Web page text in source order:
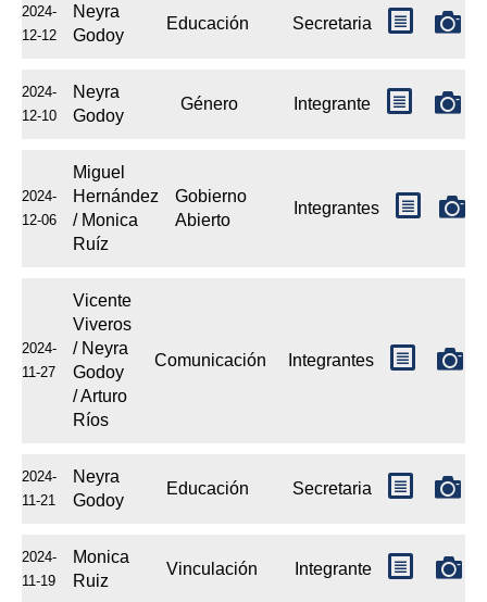
2024-
12-12
Neyra
Godoy
Educación Secretaria
2024-
12-10
Neyra
Godoy
Género Integrante
2024-
12-06
Miguel
Hernández
/ Monica
Ruíz
Gobierno
Abierto
Integrantes
2024-
11-27
Vicente
Viveros
/ Neyra
Godoy
/ Arturo
Ríos
Comunicación Integrantes
2024-
11-21
Neyra
Godoy
Educación Secretaria
2024-
11-19
Monica
Ruiz
Vinculación Integrante